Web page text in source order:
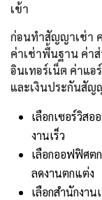
เข้า
ก่อนทำสัญญาเช่า
ค่าเช่าพื้นฐาน ค่า
อินเทอร์เน็ต ค่าแ
และเงินประกันสัญ
เลือกเซอร์วิส
งานเร็ว
เลือกออฟฟิศต
ลดงานตกแต่ง
เลือกสำนักงา